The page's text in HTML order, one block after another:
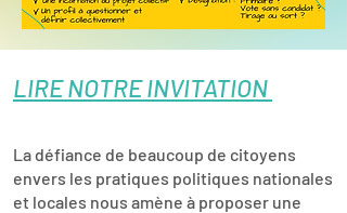
LIRE NOTRE INVITATION
La défiance de beaucoup de citoyens
envers les pratiques politiques nationales
et locales nous amène à proposer une